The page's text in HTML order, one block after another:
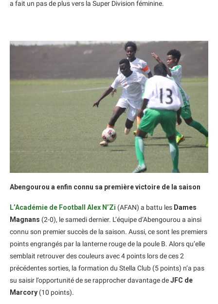
a fait un pas de plus vers la Super Division féminine.
Abengourou a enfin connu sa première victoire de la saison
L’Académie de Football Alex N’Zi (AFAN) a battu les Dames
Magnans (2-0), le samedi dernier. L’équipe d’Abengourou a ainsi
connu son premier succès de la saison. Aussi, ce sont les premiers
points engrangés par la lanterne rouge de la poule B. Alors qu’elle
semblait retrouver des couleurs avec 4 points lors de ces 2
précédentes sorties, la formation du Stella Club (5 points) n’a pas
su saisir l’opportunité de se rapprocher davantage deJFC de
Marcory (10 points).